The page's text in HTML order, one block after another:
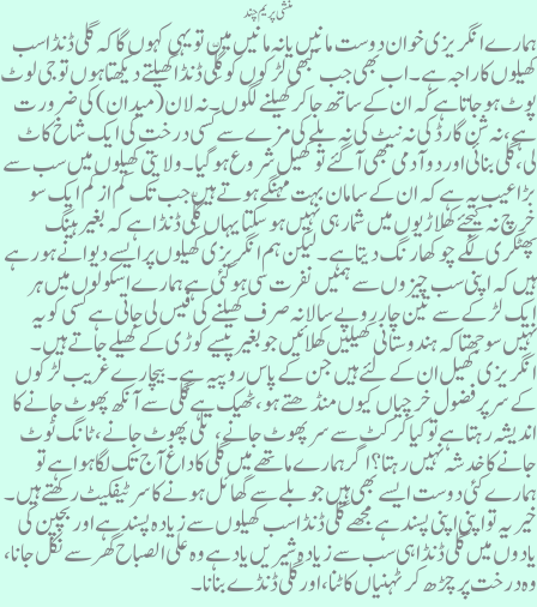
منشی پریم چند
ہمارے انگریزی خوان دوست مانیں یانہ مانیں میں تو یہی کہوں گا کہ گلی ڈنڈا سب
کھیلوں کا راجہ ہے۔ اب بھی جب کبھی لڑکوں کو گِلّی ڈنڈا کھیلتے دیکھتا ہوں تو جی لوٹ
پوٹ ہو جاتا ہے کہ ان کے ساتھ جا کر کھیلنے لگوں۔ نہ لان (میدان) کی ضرورت
ہے،نہ شن گارڈ کی نہ نیٹ کی نہ بلے کی مزے سے کسی درخت کی ایک شاخ کاٹ
لی، گلی بنائی اور دو آدمی بھی آگئے تو کھیل شروع ہوگیا۔ ولایتی کھیلوں میں سب سے
بڑا عیب یہ ہے کہ ان کے سامان بہت مہنگے ہوتے ہیں جب تک کم از کم ایک سو
خرچ نہ کیجئے کھلاڑیوں میں شمار ہی نہیں ہوسکتا یہاں گِلّی ڈنڈا ہے کہ بغیر ہینگ
پھٹکری لگے چوکھا رنگ دیتا ہے۔ لیکن ہم انگریزی کھیلوں پر ایسے دیوانے ہورہے
ہیں کہ اپنی سب چیزوں سے ہمیں نفرت سی ہوگئی ہے ہمارے اسکولوں میں ہر
ایک لڑکے سے تین چار روپے سالانہ صرف کھیلنے کی فیس لی جاتی ہے کسی کو یہ
نہیں سوجھتا کہ ہندوستانی کھیلیں کھلائیں جو بغیر پیسے کوڑی کے کھیلے جاتے ہیں۔
انگریزی کھیل ان کے لئے ہیں جن کے پاس روپیہ ہے۔ بیچارے غریب لڑکوں
کے سر پر فضول خرچیاں کیوں منڈھتے ہو، ٹھیک ہے گلی سے آنکھ پھوٹ جانے کا
اندیشہ رہتا ہے تو کیا کرکٹ سے سرپھوٹ جانے، تلی پھوٹ جانے، ٹانگ ٹوٹ
جانے کا خدشہ نہیں رہتا؟ اگر ہمارے ماتھے میں گلی کا داغ آج تک لگا ہوا ہے تو
ہمارے کئی دوست ایسے بھی ہیں جو بلے سے گھائل ہونے کا سرٹیفکیٹ رکھتے ہیں ۔
خیر یہ تو اپنی اپنی پسند ہے مجھے گلی ڈنڈا سب کھیلوں سے زیادہ پسند ہے اور بچپن کی
یادوں میں گلی ڈنڈا ہی سب سے زیادہ شیریں یاد ہے وہ علی الصباح گھر سے نکل جانا،
وہ درخت پر چڑھ کر ٹہنیاں کاٹنا، اور گلی ڈنڈے بنانا۔